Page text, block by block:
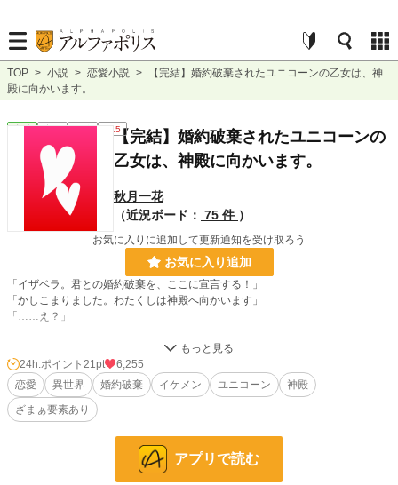
TOP > 小説 > 恋愛小説 >
【完結】婚約破棄されたユニコーンの乙女は、神
殿に向かいます。
恋愛 完結 短編 R15【完結】婚約破棄されたユニコーンの
乙女は、神殿に向かいます。
秋月一花
（近況ボード： 75 件 ）
お気に入りに追加して更新通知を受け取ろう
お気に入り追加
「イザベラ。君との婚約破棄を、ここに宣言する！」
「かしこまりました。わたくしは神殿へ向かいます」
「……え？」
あっさりと婚約破棄を認めたわたくしに、ディラン殿下は目を瞬かせた。
「ほ、本当に良いのか？ 王妃になりたくないのか？」
「……何か誤解なさっているようですが……。ディラン殿下が王太子なのは、わ
たくしがユニコーンの乙女だからですわ」
そう言い残して、その場から去った。呆然とした表情を浮かべていたディラン
殿下を見て、本当に気付いてなかったのかと呆れたけれど――……。おめでとう
ございます、ディラン殿下。あなたは明日から王太子ではありません。
24h.ポイント 21pt
6,255
恋愛
異世界 婚約破棄 イケメン ユニコーン
神殿
ざまぁ要素あり
アプリで読む